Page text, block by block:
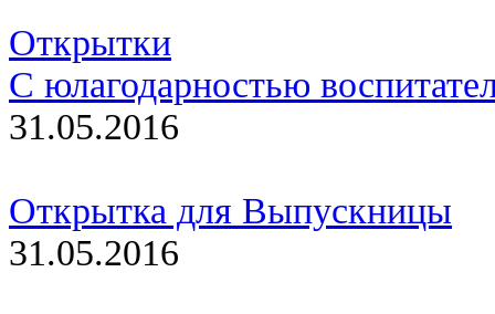
Открытки
С юлагодарностью
31.05.2016
Открытка для Выпускницы
31.05.2016